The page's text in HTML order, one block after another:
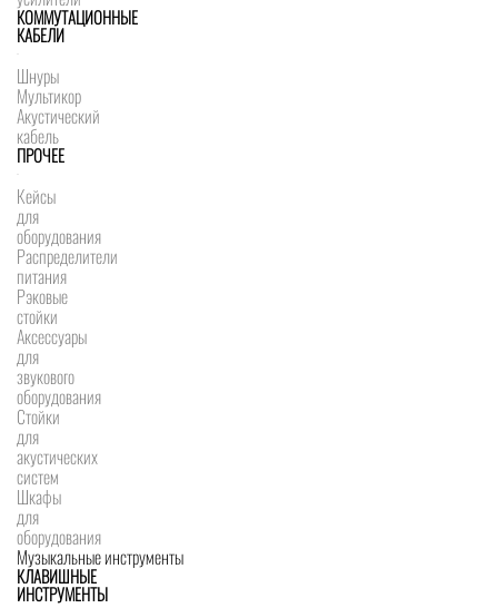
КОММУТАЦИОННЫЕ
КАБЕЛИ
Шнуры
Мультикор
Акустический
кабель
ПРОЧЕЕ
Кейсы
для
оборудования
Распределители
питания
Рэковые
стойки
Аксессуары
для
звукового
оборудования
Стойки
для
акустических
систем
Шкафы
для
оборудования
Музыкальные инструменты
КЛАВИШНЫЕ
ИНСТРУМЕНТЫ